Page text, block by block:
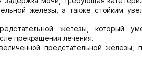
железы, а также стойким
железы, который
прекращения лечения.
предстательной железы,